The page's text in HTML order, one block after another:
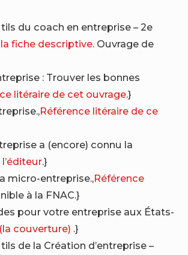
du coach en entreprise – 2e
fiche descriptive. Ouvrage de
: Trouver les bonnes
litéraire de cet ouvrage.}
Référence litéraire de ce
a (encore) connu la
.}
micro-entreprise.,Référence
à la FNAC.}
pour votre entreprise aux États-
(la couverture) .}
de la Création d’entreprise –